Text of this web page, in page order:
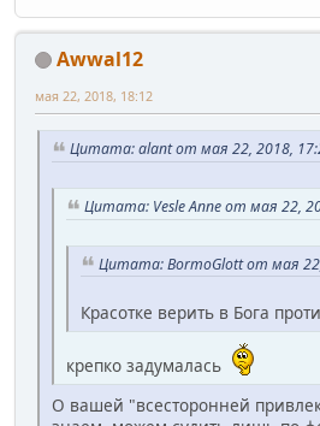
Awwal12
мая 22, 2018, 18:12
Цитата: alant от мая 22, 2018,
Цитата: Vesle Anne от мая 22,
Цитата: BormoGlott от мая
Красотке верить в Бога
крепко задумалась
О вашей "всесторонней